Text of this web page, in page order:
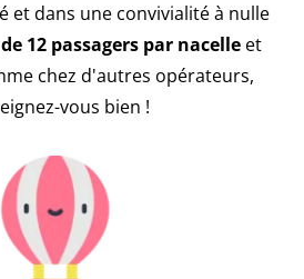
et dans une convivialité à nulle
12 passagers par nacelle et
chez d'autres opérateurs,
vous bien !